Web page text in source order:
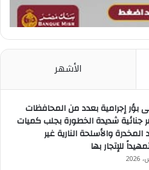
الأشهر
بؤر إجرامية بعدد من المحافظات
جنائية شديدة الخطورة بجلب كميات
والأسلحة النارية غير
للإتجار بها